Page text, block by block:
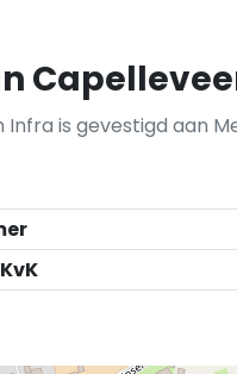
Infra is gevestigd aan